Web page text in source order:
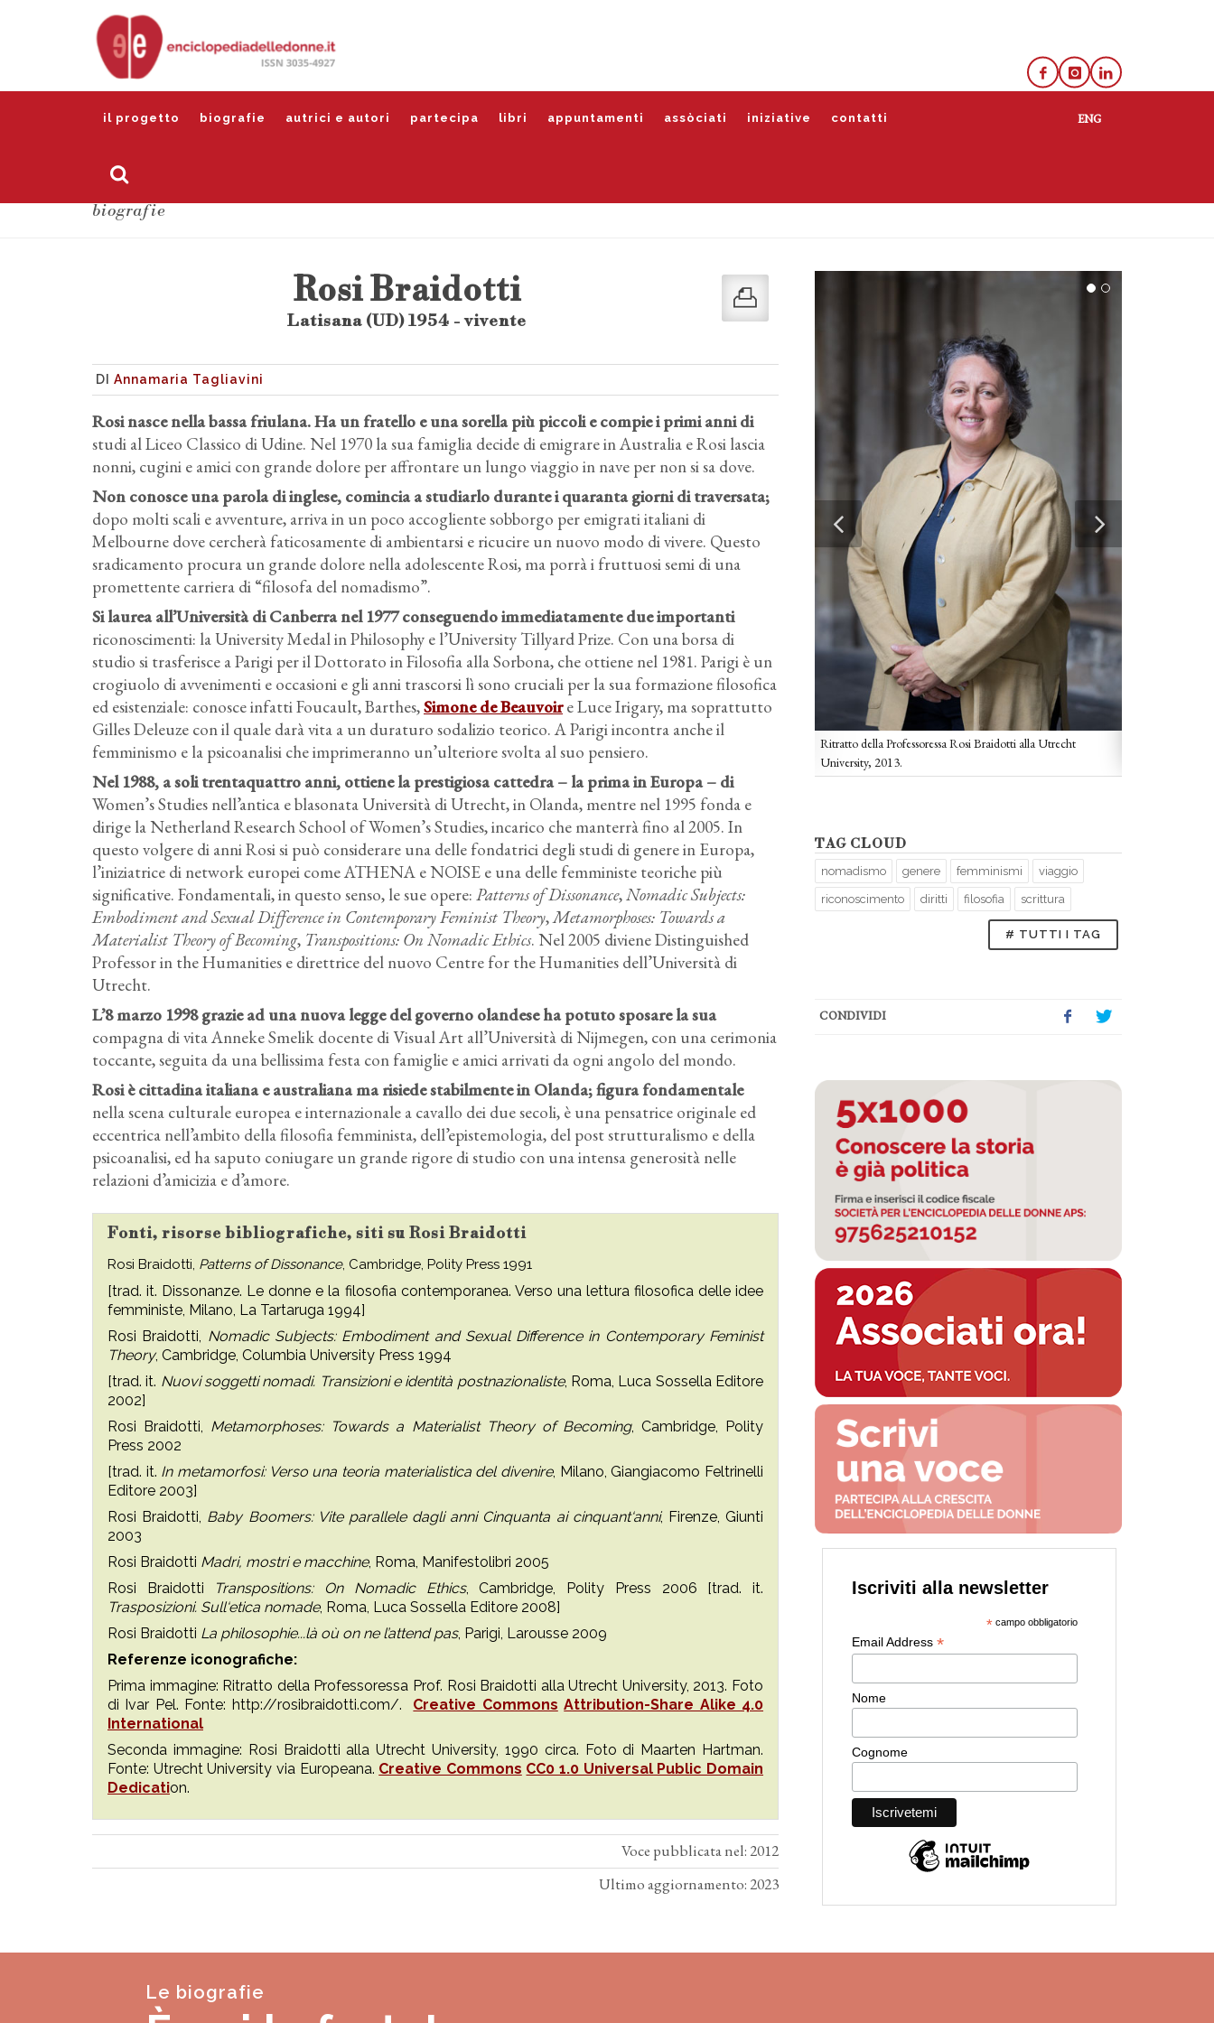
il progetto biografie autrici e autori partecipa libri appuntamenti assòciati iniziative contatti
biografie
Rosi Braidotti alla Utrecht University, 1990 circa.
Ritratto della Professoressa Rosi Braidotti alla Utrecht
University, 2013.
TAG CLOUD
nomadismo genere femminismi viaggio
riconoscimento diritti filosofia scrittura
# TUTTI I TAG
CONDIVIDI
Rosi Braidotti
Latisana (UD) 1954 - vivente
DI Annamaria Tagliavini
Rosi nasce nella bassa friulana. Ha un fratello e una sorella più piccoli e compie i primi anni di
studi al Liceo Classico di Udine. Nel 1970 la sua famiglia decide di emigrare in Australia e Rosi lascia
nonni, cugini e amici con grande dolore per affrontare un lungo viaggio in nave per non si sa dove.
Non conosce una parola di inglese, comincia a studiarlo durante i quaranta giorni di traversata;
dopo molti scali e avventure, arriva in un poco accogliente sobborgo per emigrati italiani di
Melbourne dove cercherà faticosamente di ambientarsi e ricucire un nuovo modo di vivere. Questo
sradicamento procura un grande dolore nella adolescente Rosi, ma porrà i fruttuosi semi di una
promettente carriera di “filosofa del nomadismo”.
Si laurea all’Università di Canberra nel 1977conseguendo immediatamente due importanti
riconoscimenti: la University Medal in Philosophy e l’University Tillyard Prize. Con una borsa di
studio si trasferisce a Parigi per il Dottorato in Filosofia alla Sorbona, che ottiene nel 1981. Parigi è un
crogiuolo di avvenimenti e occasioni e gli anni trascorsi lì sono cruciali per la sua formazione filosofica
ed esistenziale: conosce infatti Foucault, Barthes,Simone de Beauvoire Luce Irigary, ma soprattutto
Gilles Deleuze con il quale darà vita a un duraturo sodalizio teorico. A Parigi incontra anche il
femminismo e la psicoanalisi che imprimeranno un’ulteriore svolta al suo pensiero.
Nel 1988, a soli trentaquattro anni, ottiene la prestigiosa cattedra– la prima in Europa – di
Women’s Studies nell’antica e blasonata Università di Utrecht, in Olanda, mentre nel 1995 fonda e
dirige la Netherland Research School of Women’s Studies, incarico che manterrà fino al 2005. In
questo volgere di anni Rosi si può considerare una delle fondatrici degli studi di genere in Europa,
l’iniziatrice di network europei come ATHENA e NOISE e una delle femministe teoriche più
significative. Fondamentali, in questo senso, le sue opere: Patterns of Dissonance,Nomadic Subjects:
Embodiment and Sexual Difference in Contemporary Feminist Theory,Metamorphoses: Towards a
Materialist Theory of Becoming, Transpositions: On Nomadic Ethics. Nel 2005 diviene Distinguished
Professor in the Humanities e direttrice del nuovo Centre for the Humanities dell’Università di
Utrecht.
L’8 marzo 1998 grazie ad una nuova legge del governo olandeseha potuto sposare la sua
compagna di vita Anneke Smelik docente di Visual Art all’Università di Nijmegen, con una cerimonia
toccante, seguita da una bellissima festa con famiglie e amici arrivati da ogni angolo del mondo.
Rosi è cittadina italiana e australiana ma risiede stabilmente in Olanda; figura fondamentale
nella scena culturale europea e internazionale a cavallo dei due secoli, è una pensatrice originale ed
eccentrica nell’ambito della filosofia femminista, dell’epistemologia, del post strutturalismo e della
psicoanalisi, ed ha saputo coniugare un grande rigore di studio con una intensa generosità nelle
relazioni d’amicizia e d’amore.
Fonti, risorse bibliografiche, siti su Rosi Braidotti
Rosi Braidotti, Patterns of Dissonance, Cambridge, Polity Press 1991
[trad. it. Dissonanze. Le donne e la filosofia contemporanea. Verso una lettura filosofica delle idee
femministe, Milano, La Tartaruga 1994]
Rosi Braidotti, Nomadic Subjects: Embodiment and Sexual Difference in Contemporary Feminist
Theory, Cambridge, Columbia University Press 1994
[trad. it. Nuovi soggetti nomadi. Transizioni e identità postnazionaliste, Roma, Luca Sossella Editore
2002]
Rosi Braidotti, Metamorphoses: Towards a Materialist Theory of Becoming, Cambridge, Polity
Press 2002
[trad. it. In metamorfosi: Verso una teoria materialistica del divenire, Milano, Giangiacomo Feltrinelli
Editore 2003]
Rosi Braidotti, Baby Boomers: Vite parallele dagli anni Cinquanta ai cinquant‘anni, Firenze, Giunti
2003
Rosi Braidotti Madri, mostri e macchine, Roma, Manifestolibri 2005
Rosi Braidotti
Transpositions: On Nomadic Ethics, Cambridge, Polity Press 2006 [trad. it.
Trasposizioni. Sull‘etica nomade, Roma, Luca Sossella Editore 2008]
Rosi Braidotti La philosophie...là où on ne l’attend pas, Parigi, Larousse 2009
Referenze iconografiche:
Prima immagine: Ritratto della Professoressa Prof. Rosi Braidotti alla Utrecht University, 2013. Foto
di Ivar Pel. Fonte: http://rosibraidotti.com/. Creative Commons Attribution-Share Alike 4.0
International
Seconda immagine: Rosi Braidotti alla Utrecht University, 1990 circa. Foto di Maarten Hartman.
Fonte: Utrecht University via Europeana. Creative Commons CC0 1.0 Universal Public Domain
Dedication.
Voce pubblicata nel: 2012
Ultimo aggiornamento: 2023
Le biografie